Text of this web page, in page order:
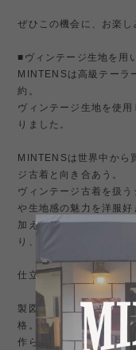
ぜひこの機会に、お楽し
■ヴィンテージ生地を用
MINTENSは高級テーラ
約。
ヴィンテージ生地を使
りました。
MINTENSは世界中から
ジ古着と向き合あう。
ヴィンテージ古着を扱
や生地感の魅力を洋服
加え、お客様のサイズ
り、需要拡大にお応えす
仕立て工場は、国内トッ
製図から始まり、仕立
格。要所では手縫いを
作られています。